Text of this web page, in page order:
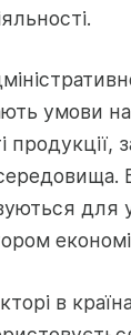
умови
продукції,
для
в